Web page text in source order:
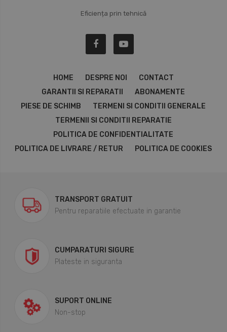
Eficiența prin tehnică
HOME DESPRE NOI
CONTACT
GARANTII SI REPARATII
ABONAMENTE
PIESE DE SCHIMB
TERMENI SI CONDITII GENERALE
TERMENII SI CONDITII REPARATIE
POLITICA DE CONFIDENTIALITATE
POLITICA DE LIVRARE / RETUR
POLITICA DE COOKIES
TRANSPORT GRATUIT
Pentru reparatiile efectuate in garantie
CUMPARATURI SIGURE
Plateste in siguranta
SUPORT ONLINE
Non-stop